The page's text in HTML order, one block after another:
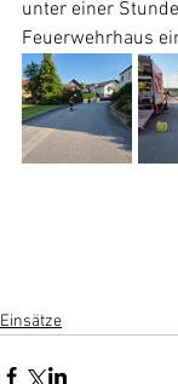
unter einer
Feuerwehrhaus
Einsätze